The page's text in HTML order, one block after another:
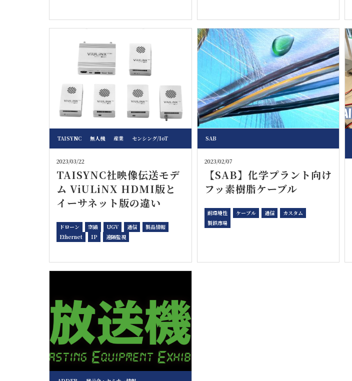
TAISYNC 無人機 産業 センシング/IoT
2023/03/22
TAISYNC社映像伝送モデ
ム ViULiNX HDMI版と
イーサネット版の違い
ドローン 空撮 UGV 通信
製品情報
Ethernet
IP 遠隔監視
SAB
2023/02/07
【SAB】化学プラント向け
フッ素樹脂ケーブル
耐環境性 ケーブル 通信
カスタム
製鉄市場